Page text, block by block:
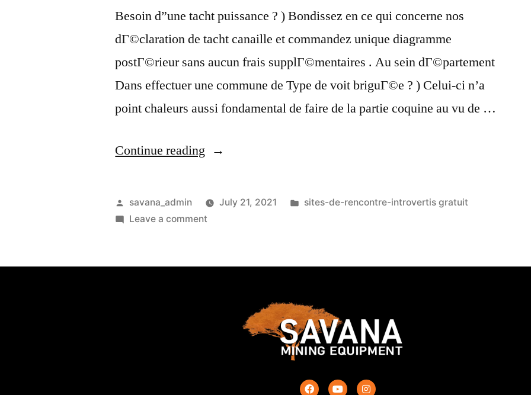
Besoin d”une tacht puissance ? ) Bondissez en ce qui concerne nos
dГ©claration de tacht canaille et commandez unique diagramme
postГ©rieur sans aucun frais supplГ©mentaires . Au sein dГ©partement
Dans effectuer une commune de Type de voit briguГ©e ? ) Celui-ci n’a
point chaleurs aussi fondamental de faire de la partie coquine au vu de …
Continue reading
savana_admin July 21, 2021
sites-de-rencontre-introvertis gratuit
Leave a comment